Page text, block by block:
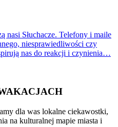
nasi Słuchacze. Telefony i maile
niesprawiedliwości czy
nas do reakcji i czynienia…
dla was lokalne ciekawostki,
na kulturalnej mapie miasta i